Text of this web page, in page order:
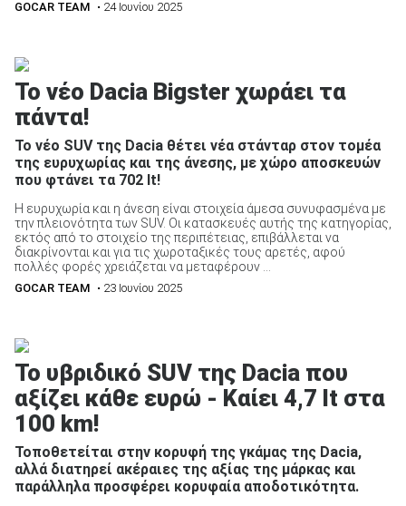
GOCAR TEAM • 24 Ιουνίου 2025
To νέο Dacia Bigster χωράει τα
πάντα!
Το νέο SUV της Dacia θέτει νέα στάνταρ στον τομέα
της ευρυχωρίας και της άνεσης, με χώρο αποσκευών
που φτάνει τα 702 lt!
Η ευρυχωρία και η άνεση είναι στοιχεία άμεσα συνυφασμένα με
την πλειονότητα των SUV. Οι κατασκευές αυτής της κατηγορίας,
εκτός από το στοιχείο της περιπέτειας, επιβάλλεται να
διακρίνονται και για τις χωροταξικές τους αρετές, αφού
πολλές φορές χρειάζεται να μεταφέρουν ...
GOCAR TEAM • 23 Ιουνίου 2025
Το υβριδικό SUV της Dacia που
αξίζει κάθε ευρώ - Καίει 4,7 lt στα
100 km!
Τοποθετείται στην κορυφή της γκάμας της Dacia,
αλλά διατηρεί ακέραιες της αξίας της μάρκας και
παράλληλα προσφέρει κορυφαία αποδοτικότητα.